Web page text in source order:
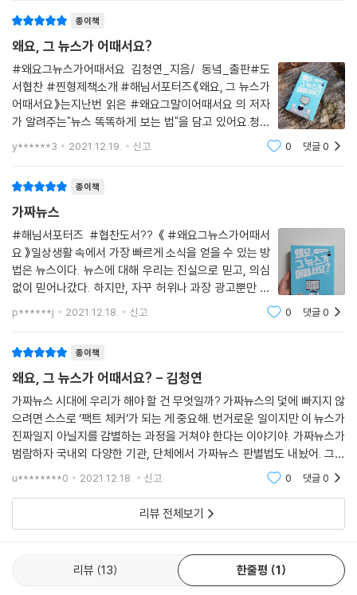
은 청소년들이 미디어를 올바로 이해하는 능력을 길러주는 데 집중했다.
“뉴스, 그냥 보면 안 되나요?”
뉴스를 보는 비판적 사고를 길러주는 책
‘뭐 그렇게까지 뉴스를 꼼꼼하게 읽어야 하나?’라고 묻는 사람이 있을 수
있지만, 우리가 먹는 음식이 우리 신체 건강에 중요한 영향을 끼치듯 우리
큰 영향을 끼친다. 비판적 사고를 바탕으로 뉴스를 제대로 읽고 이해하고
리터리시(literacy)는 문해력(文解力), 즉 글을 읽고 쓸 줄 아는 능력을
뜻한다. 뉴스 리터러시는 단순히 뉴스에 적힌 어휘나 문장을 읽고 쓸 수 있
느냐가 아니라 뉴스를 앞뒤 맥락을 읽고 이해하고 이를 비판적으로 곱씹어
볼 수 있는 능력을 말한다. 예를 들어, “고농도 알코올을 마시면 코로나19
바이러스가 사라진다”는 뉴스가 나왔을 때 이 뉴스가 어떤 언론사에서 쓴
것인지, 제대로 된 문장으로 이루어져 있는지, 이 주장의 근거는 무엇인지
능력을 소유했다고 할 수 있다.
뉴스 리터러시에서 가장 중요한 것은 바로 뉴스를 제대로 읽고 이해하고
해석하는 사고와 시각이라고 저자는 강조한다. 특히나 요즘처럼 복잡해진
뉴스 환경 속에서는 뉴스를 보는 특유의 ‘매의 눈’을 반드시 갖춰야 한다는
것이다. 이는 다른 말로 ‘비판적 사고’라고 할 수 있다. 비판적 사고란, 어떤
사태나 사안에 대해 감정 등에 사로잡히지 않고 이를 논리적이고 합리적으
로 분석·평가·판단해 보는 것을 뜻하는 말이다. 예를 들어, 코로나19 관련
정보를 담은 뉴스가 나왔을 때 이 뉴스가 믿을 만한 것인지 아닌지를 하나
하나 뜯어보는 것도 뉴스를 보는 비판적 사고라고 할 수 있다.
저자는 코로나19 상황에서 등장했던 가짜뉴스들만 봐도 우리가 왜 뉴스를
맹신해선 안 되며 날카롭게 곱씹어 봐야 하는지를 차근차근 들려준다. “고
종이책
왜요, 그 뉴스가 어때서요?
#왜요그뉴스가어때서요 김청연_지음/ 동녘_출판#도
서협찬 #찐형제책소개 #해님서포터즈《왜요, 그 뉴스가
어때서요》는지난번 읽은 #왜요그말이어때서요 의 저자
가 알려주는"뉴스 똑똑하게 보는 법"을 담고 있어요.청소
년들이 미디어를 올바로 이해하는 능력을 길러주기 위해
실질적인 사례를 제시하고, 그 사례에 어떤 문제가 있는지
y******3 2021.12.19. 신고 0 댓글0
종이책
가짜뉴스
#해님서포터즈 #협찬도서?? 《#왜요그뉴스가어때서
요 》일상생활 속에서 가장 빠르게 소식을 얻을 수 있는 방
법은 뉴스이다. 뉴스에 대해 우리는 진실으로 믿고, 의심
없이 믿어나갔다. 하지만, 자꾸 허위나 과장 광고뿐만 아
니라 가짜뉴스가 퍼져 나가며 점점우린 뉴스를 의심하고
판정하게 되었다.이 책에는 뉴스를 의심하고 따져보며 믿
p******j 2021.12.18. 신고 0 댓글0
종이책
왜요, 그 뉴스가 어때서요? - 김청연
가짜뉴스 시대에 우리가 해야 할 건 무엇일까? 가짜뉴스의 덫에 빠지지 않
으려면 스스로 ‘팩트 체커’가 되는 게 중요해. 번거로운 일이지만 이 뉴스가
진짜일지 아닐지를 감별하는 과정을 거쳐야 한다는 이야기야. 가짜뉴스가
범람하자 국내외 다양한 기관, 단체에서 가짜뉴스 판별법도 내놨어. 그중
국제도서관연맹에서 제시한 가이드를 잘 숙지해 두자. (p.59)
u********0 2021.12.18. 신고 0 댓글0
리뷰 전체보기
리뷰 13 한줄평 1